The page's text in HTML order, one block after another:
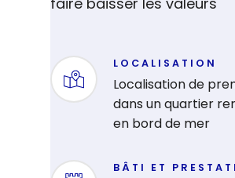
LOCALISATION
Localisation de
dans un quartier
en bord de mer
BÂTI ET